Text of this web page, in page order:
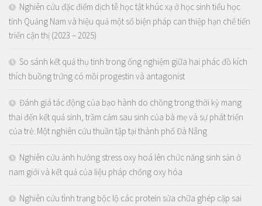
Nghiên cứu đặc điểm dịch tễ học tật khúc xạ ở học sinh tiểu học
tỉnh Quảng Nam và hiệu quả một số biện pháp can thiệp hạn chế tiến
triển cận thị (2023 – 2025)
So sánh kết quả thụ tinh trong ống nghiệm giữa hai phác đồ kích
thích buồng trứng có mồi progestin và antagonist
Đánh giá tác động của bạo hành do chồng trong thời kỳ mang
thai đến kết quả sinh, trầm cảm sau sinh của bà mẹ và sự phát triển
của trẻ: Một nghiên cứu thuần tập tại thành phố Đà Nẵng
Nghiên cứu ảnh hưởng stress oxy hoá lên chức năng sinh sản ở
nam giới và kết quả của liệu pháp chống oxy hóa
Nghiên cứu tình trạng bộc lộ các protein sửa chữa ghép cặp sai